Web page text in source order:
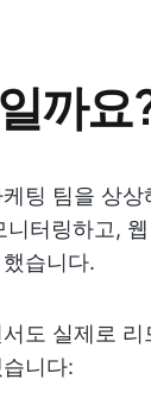
까요
팅 팀을 상
터링하고,
습니다.
도 실제로 리
니다: